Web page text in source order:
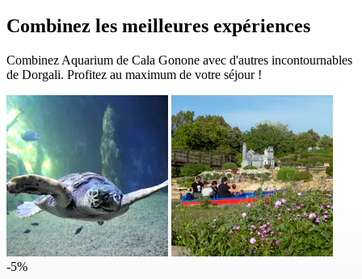
Combinez les meilleures expériences
Combinez Aquarium de Cala Gonone avec d'autres incontournables
de Dorgali. Profitez au maximum de votre séjour !
-5%